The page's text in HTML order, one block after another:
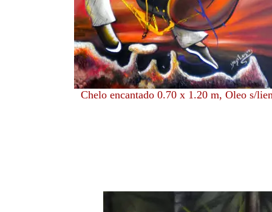
Chelo encantado 0.70 x 1.20 m, Oleo s/